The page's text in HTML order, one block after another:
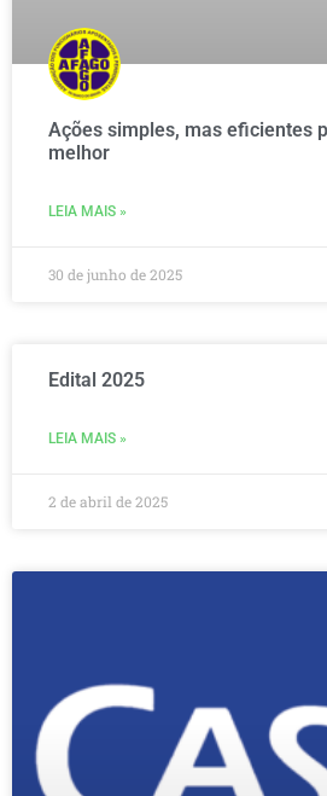
Ações simples, mas eficientes
melhor
LEIA MAIS »
30 de junho de 2025
Edital 2025
LEIA MAIS »
2 de abril de 2025